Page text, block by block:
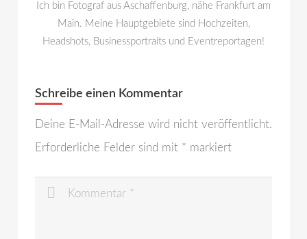
Ich bin Fotograf aus Aschaffenburg, nähe Frankfurt am
Main. Meine Hauptgebiete sind Hochzeiten,
Headshots, Businessportraits und Eventreportagen!
Schreibe einen Kommentar
Deine E-Mail-Adresse wird nicht veröffentlicht.
Erforderliche Felder sind mit * markiert